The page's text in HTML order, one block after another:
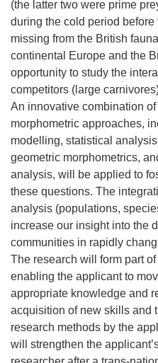
(the latter two were prime
during the cold period
missing from the British
continental Europe and the
opportunity to study the
competitors (large
An innovative combination
morphometric approaches,
modelling, statistical
geometric morphometrics,
analysis, will be applied to
these questions. The
analysis (populations,
increase our insight into the
communities in rapidly
The research will form part
enabling the applicant to
appropriate knowledge and
acquisition of new skills and
research methods by the
will strengthen the